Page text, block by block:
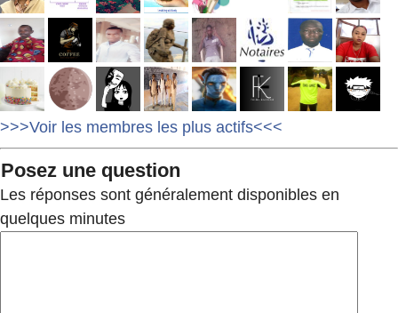
>>>Voir les membres les plus actifs<<<
Posez une question
Les réponses sont généralement disponibles en
quelques minutes